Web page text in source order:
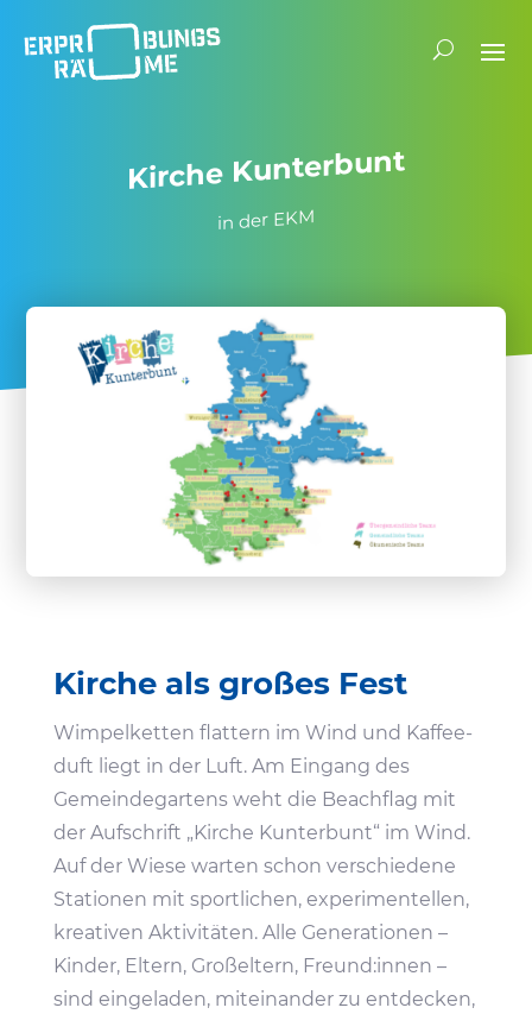
Kirche Kunter­bunt
in der EKM
Kirche als großes Fest
Wimpel­ketten flat­tern im Wind und Kaffee­
duft liegt in der Luft. Am Eingang des
Gemein­de­gar­tens weht die Beach­flag mit
der Aufschrift „Kirche Kunter­bunt“ im Wind.
Auf der Wiese warten schon verschie­dene
Stationen mit sport­li­chen, expe­ri­men­tellen,
krea­tiven Akti­vi­täten. Alle Gene­ra­tionen –
Kinder, Eltern, Groß­el­tern, Freund:innen –
sind einge­laden, mitein­ander zu entde­cken,